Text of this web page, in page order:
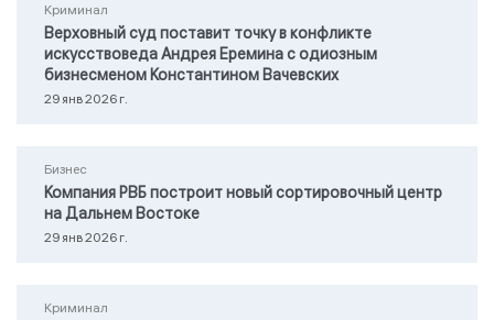
Криминал
Верховный суд поставит точку в конфликте
искусствоведа Андрея Еремина с одиозным
бизнесменом Константином Вачевских
29 янв 2026 г.
Бизнес
Компания РВБ построит новый сортировочный центр
на Дальнем Востоке
29 янв 2026 г.
Криминал